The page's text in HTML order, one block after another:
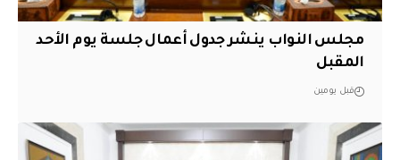
مجلس النواب ينشر جدول أعمال جلسة يوم الأحد
المقبل
قبل يومين